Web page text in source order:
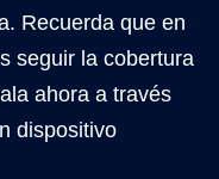
Recuerda que en
seguir la cobertura
ahora a través
dispositivo